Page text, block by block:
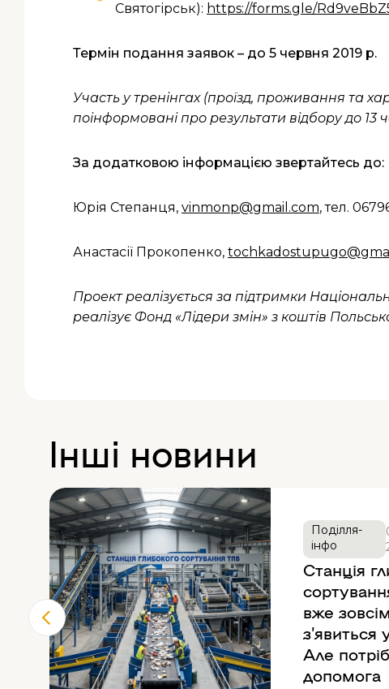
Святогірськ): https://forms.gle/
Термін подання заявок – до 5 червня 2019 р.
Участь у тренінгах (проїзд, проживання та
поінформовані про результати відбору до 13
За додатковою інформацією звертайтесь до:
Юрія Степанця, vinmonp@gmail.com, тел.
Анастасії Прокопенко,
Проект реалізується за підтримки
реалізує Фонд «Лідери змін» з коштів
Інші новини
Поділля-
інфо
Станція
вже
з’явиться
Але
допомога